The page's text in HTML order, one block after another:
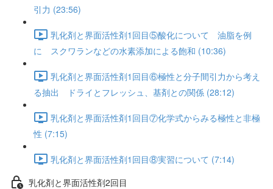
引力 (23:56)
乳化剤と界面活性剤1回目⑤酸化について 油脂を例
に スクワランなどの水素添加による飽和 (10:36)
乳化剤と界面活性剤1回目⑥極性と分子間引力から考え
る抽出 ドライとフレッシュ、基剤との関係 (28:12)
乳化剤と界面活性剤1回目⑦化学式からみる極性と非極
性 (7:15)
乳化剤と界面活性剤1回目⑧実習について (7:14)
乳化剤と界面活性剤2回目